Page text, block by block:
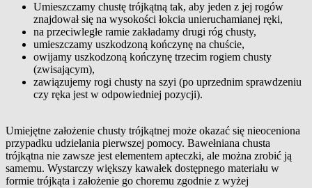
Umieszczamy chustę trójkątną tak, aby jeden z jej rogów
znajdował się na wysokości łokcia unieruchamianej ręki,
na przeciwległe ramie zakładamy drugi róg chusty,
umieszczamy uszkodzoną kończynę na chuście,
owijamy uszkodzoną kończynę trzecim rogiem chusty
(zwisającym),
zawiązujemy rogi chusty na szyi (po uprzednim sprawdzeniu
czy ręka jest w odpowiedniej pozycji).
Umiejętne założenie chusty trójkątnej może okazać się nieoceniona
przypadku udzielania pierwszej pomocy. Bawełniana chusta
trójkątna nie zawsze jest elementem apteczki, ale można zrobić ją
samemu. Wystarczy większy kawałek dostępnego materiału w
formie trójkąta i założenie go choremu zgodnie z wyżej